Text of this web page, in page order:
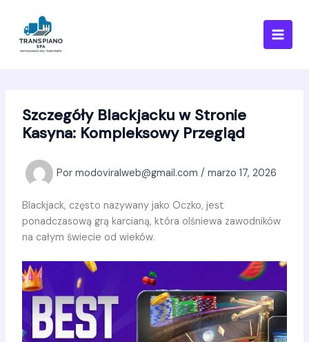
contenido
Szczegóły Blackjacku w Stronie
Kasyna: Kompleksowy Przegląd
Por modoviralweb@gmail.com / marzo 17, 2026
Blackjack, często nazywany jako Oczko, jest
ponadczasową grą karcianą, która olśniewa zawodników
na całym świecie od wieków.